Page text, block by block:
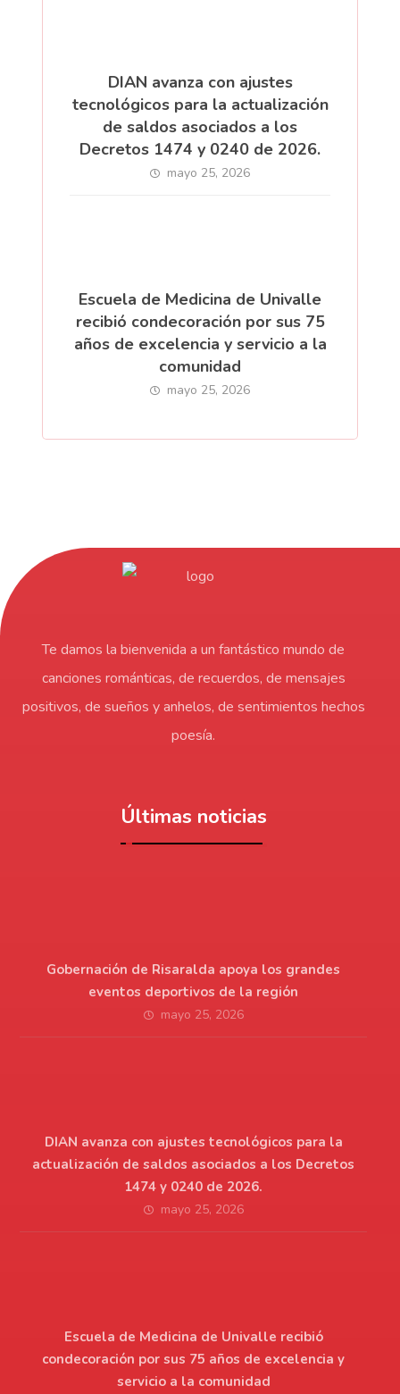
DIAN avanza con ajustes
tecnológicos para la actualización
de saldos asociados a los
Decretos 1474 y 0240 de 2026.
mayo 25, 2026
Escuela de Medicina de Univalle
recibió condecoración por sus 75
años de excelencia y servicio a la
comunidad
mayo 25, 2026
Te damos la bienvenida a un fantástico mundo de
canciones románticas, de recuerdos, de mensajes
positivos, de sueños y anhelos, de sentimientos hechos
poesía.
Últimas noticias
Gobernación de Risaralda apoya los grandes
eventos deportivos de la región
mayo 25, 2026
DIAN avanza con ajustes tecnológicos para la
actualización de saldos asociados a los Decretos
1474 y 0240 de 2026.
mayo 25, 2026
Escuela de Medicina de Univalle recibió
condecoración por sus 75 años de excelencia y
servicio a la comunidad